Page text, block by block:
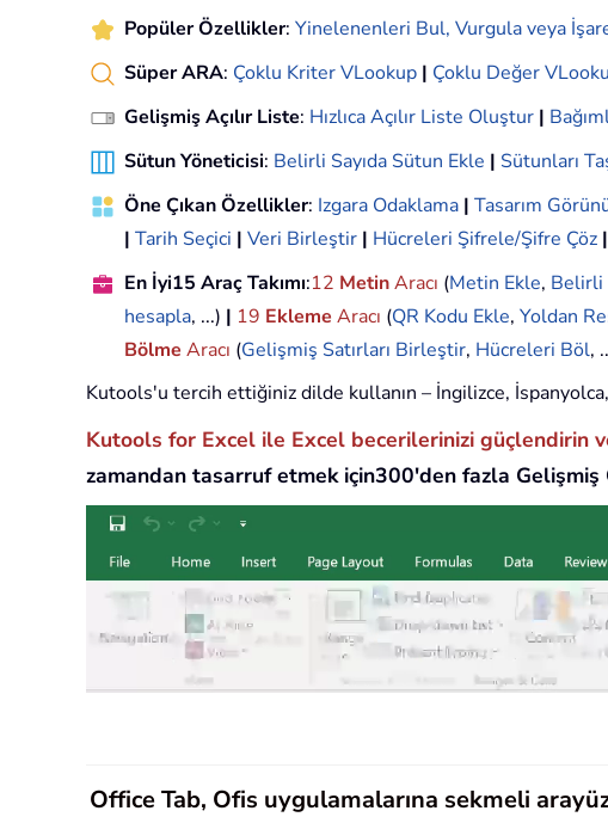
Popüler Özellikler: Yinelenenleri Bul, Vurgula veya
Süper ARA: Çoklu Kriter VLookup | Çoklu Değer
Gelişmiş Açılır Liste: Hızlıca Açılır Liste Oluştur |
Sütun Yöneticisi: Belirli Sayıda Sütun Ekle | Sütunları
Öne Çıkan Özellikler: Izgara Odaklama | Tasarım
| Tarih Seçici | Veri Birleştir | Hücreleri Şifrele/Şifre Çöz |
En İyi15 Araç Takımı:12 MetinAracı (Metin Ekle, Belirli
hesapla, ...) | 19 Ekleme Aracı (QR Kodu Ekle, Yoldan
Bölme Aracı (Gelişmiş Satırları Birleştir, Hücreleri Böl,
Kutools'u tercih ettiğiniz dilde kullanın – İngilizce,
Kutools for Excel ile Excel becerilerinizi güçlendirin
zamandan tasarruf etmek için300'den fazla Gelişmiş
Office Tab, Ofis uygulamalarına sekmeli